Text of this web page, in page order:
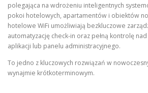
polegająca na wdrożeniu inteligentnych
pokoi hotelowych, apartamentów i obiektów
hotelowe WiFi umożliwiają bezkluczowe
automatyzację check-in oraz pełną kontrolę
aplikacji lub panelu administracyjnego.
To jedno z kluczowych rozwiązań w
wynajmie krótkoterminowym.